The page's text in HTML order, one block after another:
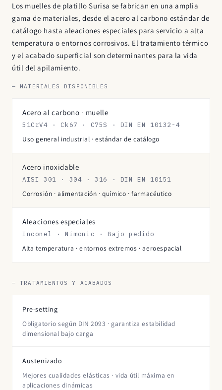
Los muelles de platillo Surisa se fabrican en una amplia
gama de materiales, desde el acero al carbono estándar de
catálogo hasta aleaciones especiales para servicio a alta
temperatura o entornos corrosivos. El tratamiento térmico
y el acabado superficial son determinantes para la vida
útil del apilamiento.
— MATERIALES DISPONIBLES
Acero al carbono · muelle
51CrV4 · Ck67 · C75S · DIN EN 10132-4
Uso general industrial · estándar de catálogo
Acero inoxidable
AISI 301 · 304 · 316 · DIN EN 10151
Corrosión · alimentación · químico · farmacéutico
Aleaciones especiales
Inconel · Nimonic · Bajo pedido
Alta temperatura · entornos extremos · aeroespacial
— TRATAMIENTOS Y ACABADOS
Pre-setting
Obligatorio según DIN 2093 · garantiza estabilidad
dimensional bajo carga
Austenizado
Mejores cualidades elásticas · vida útil máxima en
aplicaciones dinámicas